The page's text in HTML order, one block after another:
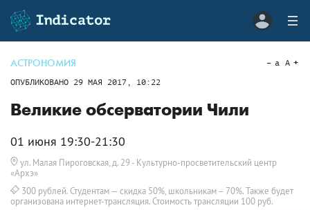
АСТРОНОМИЯ
ОПУБЛИКОВАНО 29 МАЯ 2017, 10:22
a A
Великие обсерватории Чили
01 июня 19:30-21:30
ул. Малая Пироговская, д. 29- Культурно-просветительский центр
«Архэ»
300 рублей. Студентам — скидка 50%, школьникам – 70%. Также будет
организована интернет-трансляция. Стоимость трансляции 100 руб.